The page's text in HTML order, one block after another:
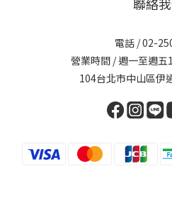
電話 /02-
營業時間 / 週一至週五
104台北市中山區伊